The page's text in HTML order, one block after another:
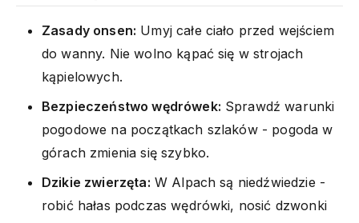
Zasady onsen: Umyj całe ciało przed wejściem
do wanny. Nie wolno kąpać się w strojach
kąpielowych.
Bezpieczeństwo wędrówek: Sprawdź warunki
pogodowe na początkach szlaków - pogoda w
górach zmienia się szybko.
Dzikie zwierzęta: W Alpach są niedźwiedzie -
robić hałas podczas wędrówki, nosić dzwonki